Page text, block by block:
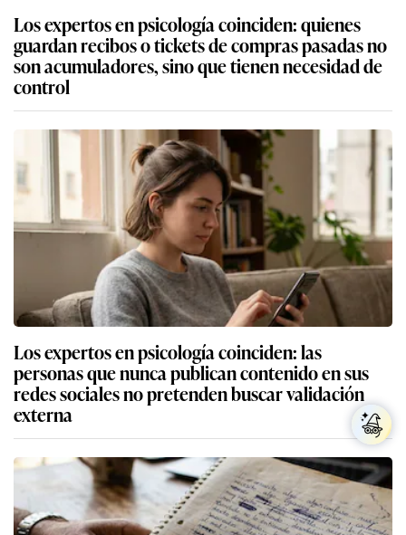
Los expertos en psicología coinciden: quienes
guardan recibos o tickets de compras pasadas no
son acumuladores, sino que tienen necesidad de
control
Los expertos en psicología coinciden: las
personas que nunca publican contenido en sus
redes sociales no pretenden buscar validación
externa